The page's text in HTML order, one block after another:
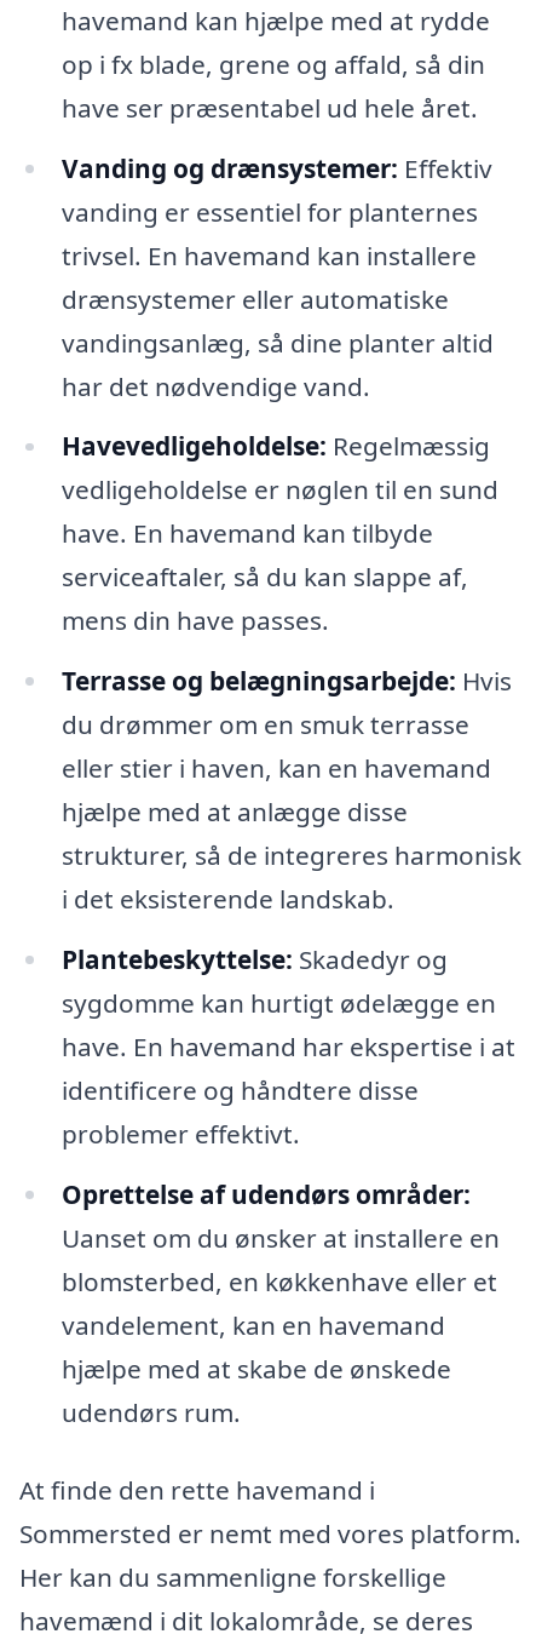
havemand kan hjælpe med at rydde
op i fx blade, grene og affald, så din
have ser præsentabel ud hele året.
Vanding og drænsystemer: Effektiv
vanding er essentiel for planternes
trivsel. En havemand kan installere
drænsystemer eller automatiske
vandingsanlæg, så dine planter altid
har det nødvendige vand.
Havevedligeholdelse: Regelmæssig
vedligeholdelse er nøglen til en sund
have. En havemand kan tilbyde
serviceaftaler, så du kan slappe af,
mens din have passes.
Terrasse og belægningsarbejde: Hvis
du drømmer om en smuk terrasse
eller stier i haven, kan en havemand
hjælpe med at anlægge disse
strukturer, så de integreres harmonisk
i det eksisterende landskab.
Plantebeskyttelse: Skadedyr og
sygdomme kan hurtigt ødelægge en
have. En havemand har ekspertise i at
identificere og håndtere disse
problemer effektivt.
Oprettelse af udendørs områder:
Uanset om du ønsker at installere en
blomsterbed, en køkkenhave eller et
vandelement, kan en havemand
hjælpe med at skabe de ønskede
udendørs rum.
At finde den rette havemand i
Sommersted er nemt med vores platform.
Her kan du sammenligne forskellige
havemænd i dit lokalområde, se deres